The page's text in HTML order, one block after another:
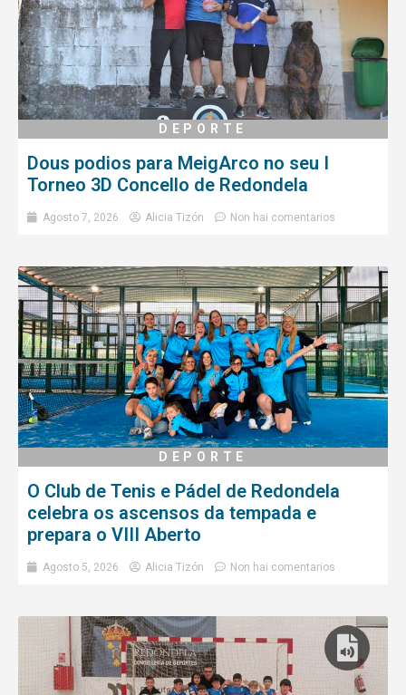
DEPORTE
Dous podios para MeigArco no seu I
Torneo 3D Concello de Redondela
Agosto 7, 2026 Alicia Tizón Non hai comentarios
DEPORTE
O Club de Tenis e Pádel de Redondela
celebra os ascensos da tempada e
prepara o VIII Aberto
Agosto 5, 2026 Alicia Tizón Non hai comentarios